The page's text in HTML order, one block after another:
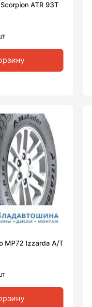
ATR 93T
MP72 Izzarda A/T